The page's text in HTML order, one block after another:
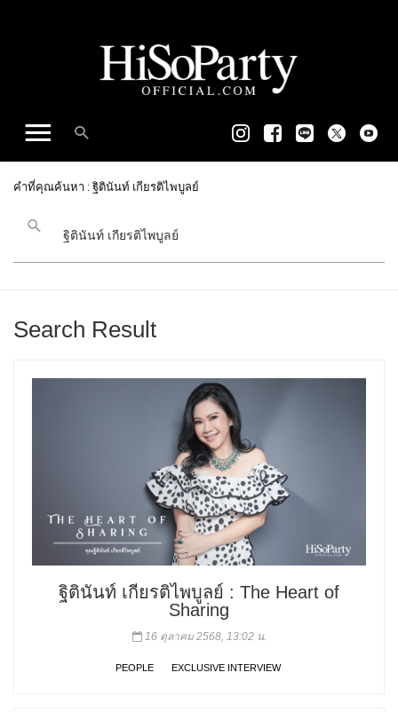
คำที่คุณค้นหา : ฐิตินันท์ เกียรติไพบูลย์
Search Result
ฐิตินันท์ เกียรติไพบูลย์ : The Heart of
Sharing
16 ตุลาคม 2568, 13:02 น.
PEOPLE EXCLUSIVE INTERVIEW